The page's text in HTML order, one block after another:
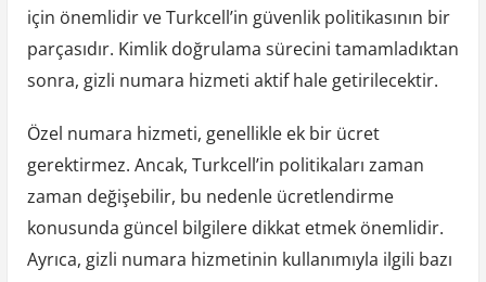
için önemlidir ve Turkcell’in güvenlik politikasının bir
parçasıdır. Kimlik doğrulama sürecini tamamladıktan
sonra, gizli numara hizmeti aktif hale getirilecektir.
Özel numara hizmeti, genellikle ek bir ücret
gerektirmez. Ancak, Turkcell’in politikaları zaman
zaman değişebilir, bu nedenle ücretlendirme
konusunda güncel bilgilere dikkat etmek önemlidir.
Ayrıca, gizli numara hizmetinin kullanımıyla ilgili bazı